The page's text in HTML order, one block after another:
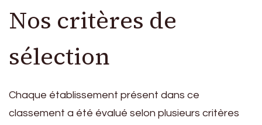
Nos critères de
sélection
Chaque établissement présent dans ce
classement a été évalué selon plusieurs critères